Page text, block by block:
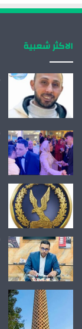
الاكثر شعبية